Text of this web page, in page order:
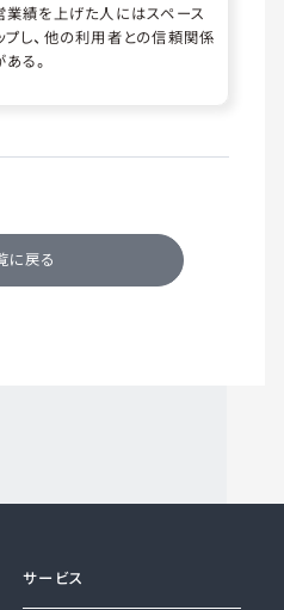
業績を上げた人にはスペース
し、他の利用者との信頼関係
る。
に戻る
サービス